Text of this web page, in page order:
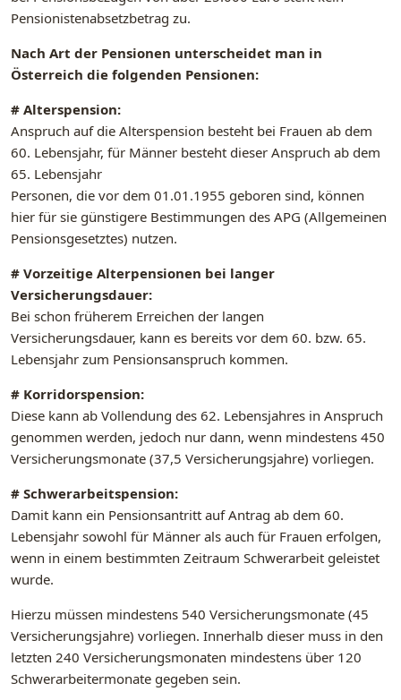
Pensionistenabsetzbetrag zu.
Nach Art der Pensionen unterscheidet man in
Österreich die folgenden Pensionen:
# Alterspension:
Anspruch auf die Alterspension besteht bei Frauen ab dem
60. Lebensjahr, für Männer besteht dieser Anspruch ab dem
65. Lebensjahr
Personen, die vor dem 01.01.1955 geboren sind, können
hier für sie günstigere Bestimmungen des APG (Allgemeinen
Pensionsgesetztes) nutzen.
# Vorzeitige Alterpensionen bei langer
Versicherungsdauer:
Bei schon früherem Erreichen der langen
Versicherungsdauer, kann es bereits vor dem 60. bzw. 65.
Lebensjahr zum Pensionsanspruch kommen.
# Korridorspension:
Diese kann ab Vollendung des 62. Lebensjahres in Anspruch
genommen werden, jedoch nur dann, wenn mindestens 450
Versicherungsmonate (37,5 Versicherungsjahre) vorliegen.
# Schwerarbeitspension:
Damit kann ein Pensionsantritt auf Antrag ab dem 60.
Lebensjahr sowohl für Männer als auch für Frauen erfolgen,
wenn in einem bestimmten Zeitraum Schwerarbeit geleistet
wurde.
Hierzu müssen mindestens 540 Versicherungsmonate (45
Versicherungsjahre) vorliegen. Innerhalb dieser muss in den
letzten 240 Versicherungsmonaten mindestens über 120
Schwerarbeitermonate gegeben sein.